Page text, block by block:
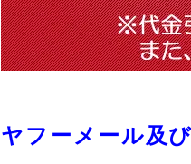
ヤフーメール及